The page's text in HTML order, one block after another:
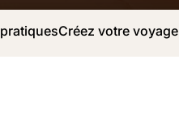
Créez votre voyage